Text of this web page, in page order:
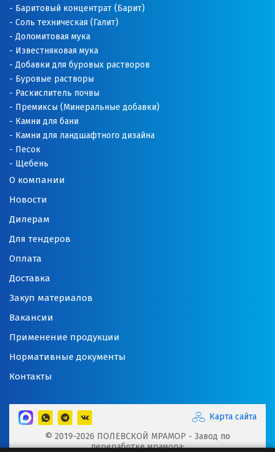
О компании
Новости
Дилерам
Для тендеров
Оплата
Доставка
Закуп материалов
Вакансии
Применение продукции
Нормативные документы
Контакты
Баритовый концентрат (Барит)
Соль техническая (Галит)
Доломитовая мука
Известняковая мука
Добавки для буровых растворов
Буровые растворы
Раскислитель почвы
Премиксы (Минеральные добавки)
Камни для бани
Камни для ландшафтного дизайна
Песок
Щебень
Карта сайта
© 2019-2026 ПОЛЕВСКОЙ МРАМОР - Завод по
переработке мрамора: